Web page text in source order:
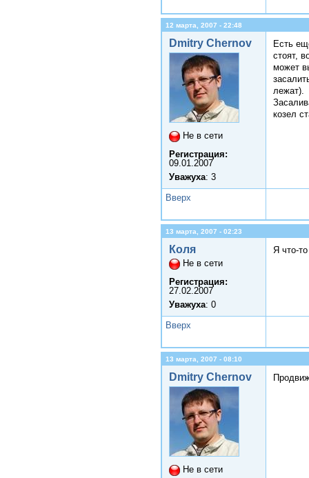
12 марта, 2007 - 22:48
Dmitry Chernov
Не в сети
Регистрация:
09.01.2007
Уважуха: 3
Есть
стоят,
может
лежат).
козел
Вверх
13 марта, 2007 - 02:23
Коля
Не в сети
Регистрация:
27.02.2007
Уважуха: 0
Я что-
Вверх
13 марта, 2007 - 08:10
Dmitry Chernov
Не в сети